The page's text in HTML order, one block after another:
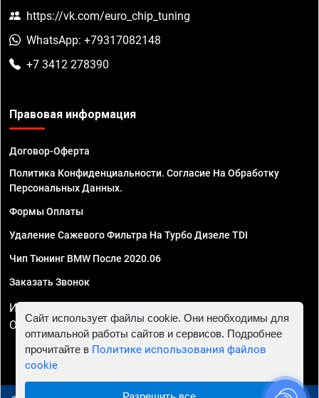
https://vk.com/euro_chip_tuning
WhatsApp: +79317082148
+7 3412 278390
Правовая информация
Договор-Оферта
Политика Конфиденциальности. Согласие На Обработку
Персональных Данных.
Формы Оплаты
Удаление Сажевого Фильтра На Турбо Дизеле TDI
Чип Тюнинг BMW После 2020.06
Заказать Звонок
ИП Смирнов Георгий Павлович. ИНН 781302555843,
ОГРНИП 324470400032610
Сайт использует файлы cookie. Они необходимы для
оптимальной работы сайтов и сервисов. Подробнее
прочитайте в Политике использования файлов
cookie